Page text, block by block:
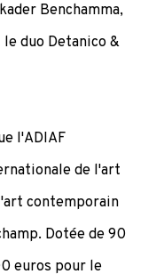
Benchamma,
le duo Detanico &
l'ADIAF
de l'art
contemporain
Dotée de 90
euros pour le